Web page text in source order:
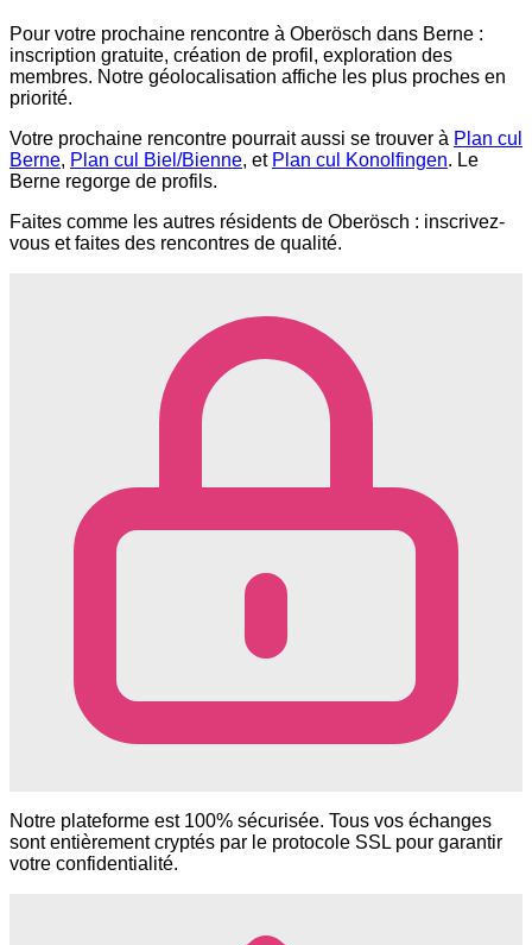
Pour votre prochaine rencontre à Oberösch dans Berne :
inscription gratuite, création de profil, exploration des
membres. Notre géolocalisation affiche les plus proches en
priorité.
Votre prochaine rencontre pourrait aussi se trouver à Plan cul
Berne, Plan cul Biel/Bienne, et Plan cul Konolfingen. Le
Berne regorge de profils.
Faites comme les autres résidents de Oberösch : inscrivez-
vous et faites des rencontres de qualité.
Notre plateforme est 100% sécurisée. Tous vos échanges
sont entièrement cryptés par le protocole SSL pour garantir
votre confidentialité.